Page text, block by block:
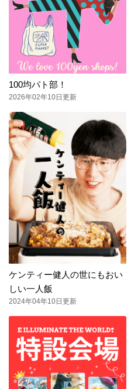
100均パト部！
2026年02年10日更新
ケンティー健人の世にもおい
しい一人飯
2024年04年10日更新